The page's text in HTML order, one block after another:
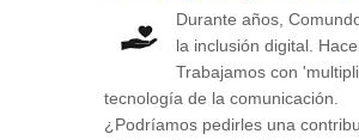
Durante años,
la inclusión digital.
Trabajamos con
tecnología de la comunicación.
¿Podríamos pedirles una